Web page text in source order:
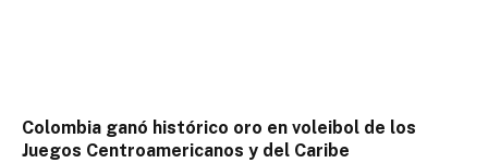
Colombia ganó histórico oro en voleibol de los
Juegos Centroamericanos y del Caribe